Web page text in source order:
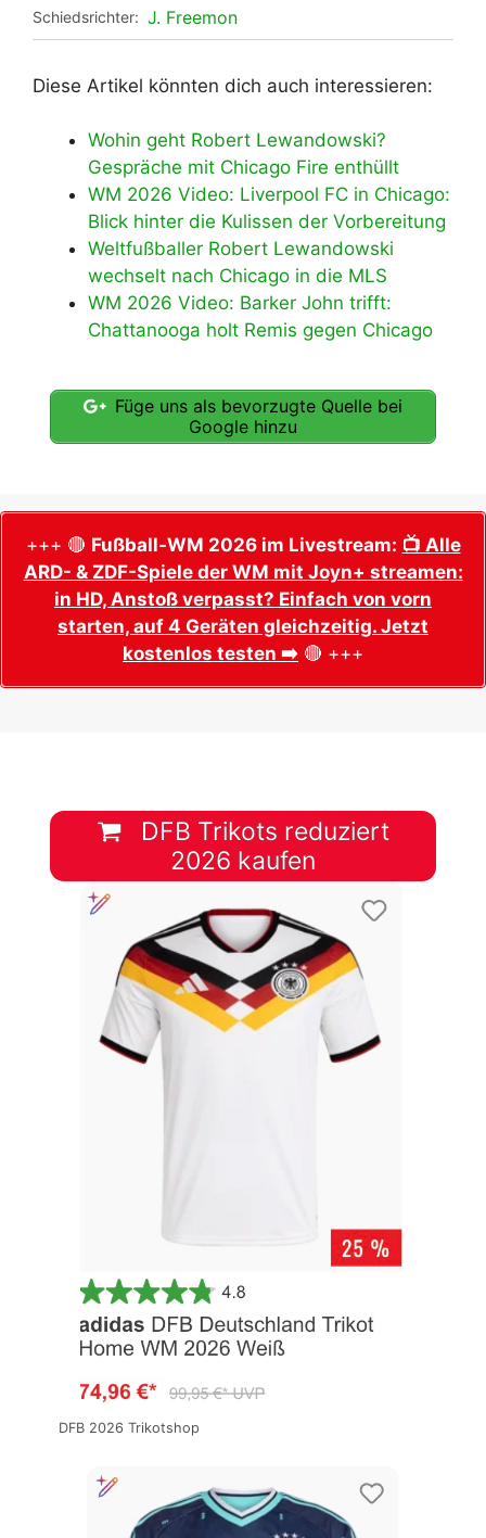
Schiedsrichter: J. Freemon
Diese Artikel könnten dich auch interessieren:
Wohin geht Robert Lewandowski?
Gespräche mit Chicago Fire enthüllt
WM 2026 Video: Liverpool FC in Chicago:
Blick hinter die Kulissen der Vorbereitung
Weltfußballer Robert Lewandowski
wechselt nach Chicago in die MLS
WM 2026 Video: Barker John trifft:
Chattanooga holt Remis gegen Chicago
Füge uns als bevorzugte Quelle bei
Google hinzu
+++ 🔴 Fußball-WM 2026 im Livestream: 📺 Alle
ARD- & ZDF-Spiele der WM mit Joyn+ streamen:
in HD, Anstoß verpasst? Einfach von vorn
starten, auf 4 Geräten gleichzeitig. Jetzt
kostenlos testen ➡️ 🔴 +++
DFB Trikots reduziert
2026 kaufen
DFB 2026 Trikotshop